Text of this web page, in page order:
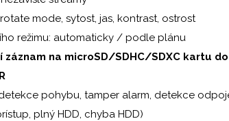
mode, sytost, jas, kontrast, ostrost
režimu: automaticky / podle plánu
na microSD/SDHC/SDXC kartu do
pohybu, tamper alarm, detekce
plný HDD, chyba HDD)